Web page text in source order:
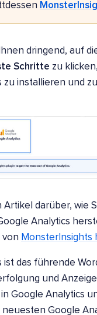
dringend, auf
Schritte zu
zu installieren und zu
Artikel darüber, wie
Analytics
von MonsterInsights
ist das führende
und
Google Analytics
Google